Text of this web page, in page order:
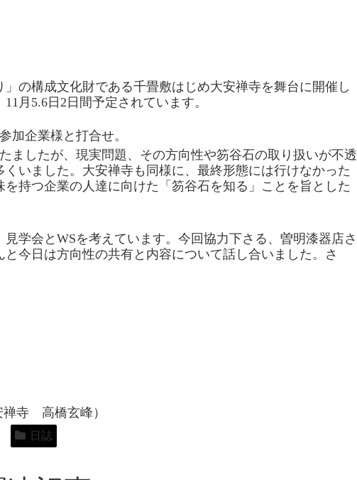
の構成文化財である千畳敷はじめ大安禅寺を舞台に開催し
月5.6日2日間予定されています。
加企業様と打合せ。
ましたが、現実問題、その方向性や笏谷石の取り扱いが不透
いました。大安禅寺も同様に、最終形態には行けなかった
持つ企業の人達に向けた「笏谷石を知る」ことを旨とした
学会とWSを考えています。今回協力下さる、曽明漆器店さ
今日は方向性の共有と内容について話し合いました。さ
禅寺 高橋玄峰）
日誌